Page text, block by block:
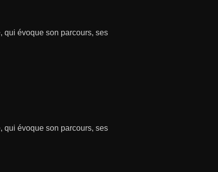
qui évoque son parcours, ses
qui évoque son parcours, ses